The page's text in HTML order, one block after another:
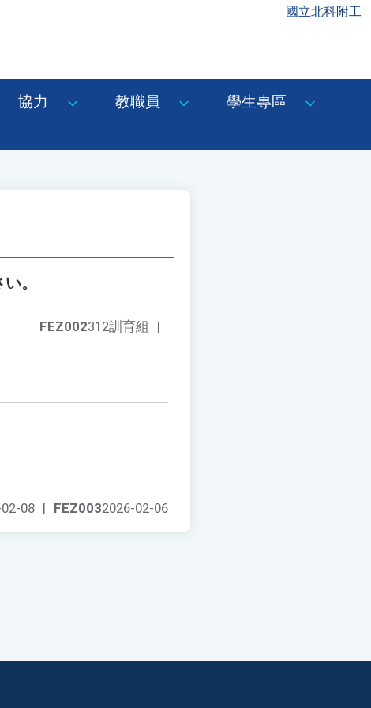
國立北科附工
協力 教職員
學生專區
。
FEZ002312訓育組 |
FEZ0032026-02-06
08 |